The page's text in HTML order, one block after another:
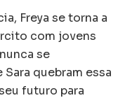
Freya se torna a
com jovens
se
quebram essa
futuro para